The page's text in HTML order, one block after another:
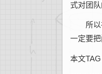
式对团
所
一定要
本文TAG